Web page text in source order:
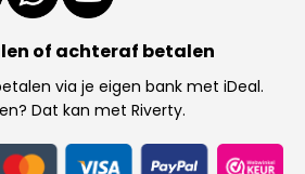
of achteraf betalen
via je eigen bank met iDeal.
Dat kan met Riverty.